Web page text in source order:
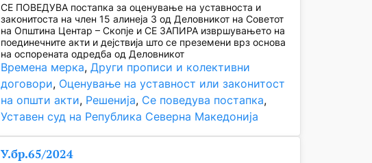
СЕ ПОВЕДУВА постапка за оценување на уставноста и
законитоста на член 15 алинеја 3 од Деловникот на Советот
на Општина Центар – Скопје и СЕ ЗАПИРА извршувањето на
поединечните акти и дејствија што се преземени врз основа
на оспорената одредба од Деловникот
Времена мерка, Други прописи и колективни
договори, Оценување на уставност или законитост
на општи акти, Решенија, Се поведува постапка ,
Уставен суд на Република Северна Македонија
У.бр.65/2024